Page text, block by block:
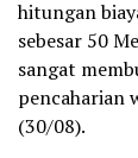
hitungan
sebesar 50
sangat
pencaharian
(30/08).